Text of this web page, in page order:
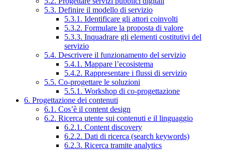
5.3. Definire il modello di servizio
5.3.1. Identificare gli attori coinvolti
5.3.2. Formulare la proposta di valore
5.3.3. Inquadrare gli elementi costitutivi del
servizio
5.4. Descrivere il funzionamento del servizio
5.4.1. Mappare l’ecosistema
5.4.2. Rappresentare i flussi di servizio
5.5. Co-progettare le soluzioni
5.5.1. Workshop di co-progettazione
6. Progettazione dei contenuti
6.1. Cos’è il content design
6.2. Ricerca utente sui contenuti e il linguaggio
6.2.1. Content discovery
6.2.2. Dati di ricerca (search keywords)
6.2.3. Ricerca tramite analytics